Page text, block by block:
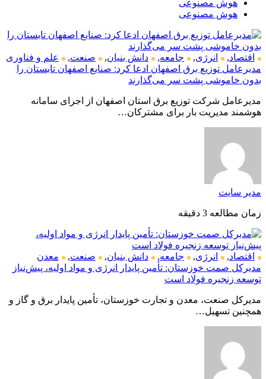
هوش مصنوعی
هوش مصنوعی
اقتصاد, انرژی, جامعه, دانش بنیان, صنعت,
علم و فناوری
مدیرعامل توزیع برق اصفهان ادعا کرد: صنایع اصفهان تابستان را
بدون خاموشی پشت سر می‌گذارند
مدیرعامل شرکت توزیع برق استان اصفهان از اجرای سامانه
هوشمند مدیریت بار برای مشترکان…
مدیر سایت
زمان مطالعه 3 دقیقه
اقتصاد, انرژی, جامعه, دانش بنیان, صنعت,
معدن
مدیرکل صمت خوزستان: تأمین پایدار انرژی و مواد اولیه، پیش‌نیاز
توسعه زنجیره فولاد است
مدیرکل صنعت، معدن و تجارت خوزستان، تأمین پایدار برق و گاز و
همچنین تسهیل…